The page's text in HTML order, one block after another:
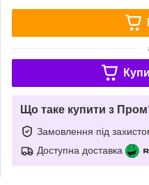
Що таке купити з
Замовлення під
Доступна доставка